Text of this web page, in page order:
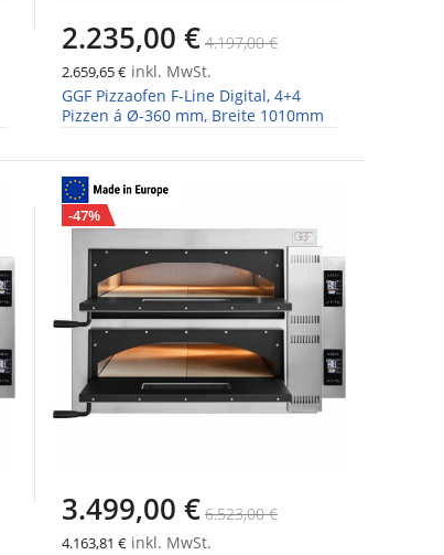
2.235,00 € 4.197,00 €
2.659,65 €inkl. MwSt.
GGF Pizzaofen F-Line Digital, 4+4
Pizzen á Ø-360 mm, Breite 1010mm
-47%
3.499,00 € 6.523,00 €
4.163,81 €inkl. MwSt.